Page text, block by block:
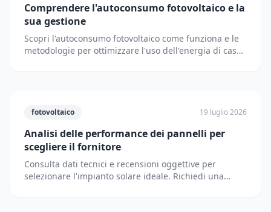
Comprendere l'autoconsumo fotovoltaico e la
sua gestione
Scopri l'autoconsumo fotovoltaico come funziona e le
metodologie per ottimizzare l'uso dell'energia di casa
fotovoltaico 19 luglio 2026
Analisi delle performance dei pannelli per
scegliere il fornitore
Consulta dati tecnici e recensioni oggettive per
selezionare l'impianto solare ideale. Richiedi una